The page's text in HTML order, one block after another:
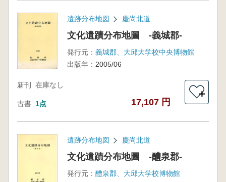
遺跡分布地図 慶尚北道
文化遺蹟分布地圖 -義城郡-
発行元： 義城郡、大邱大学校中央博物館
出版年： 2005/06
新刊 在庫なし
古書 1点 17,107 円
＋
遺跡分布地図 慶尚北道
文化遺蹟分布地圖 -醴泉郡-
発行元： 醴泉郡、大邱大学校博物館